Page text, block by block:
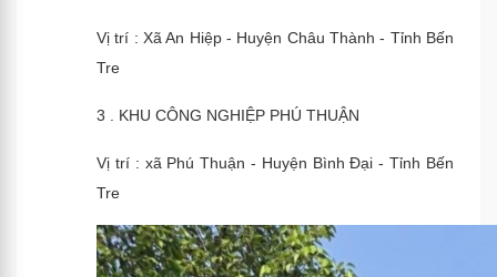
Vị trí : Xã An Hiệp - Huyện Châu Thành - Tỉnh Bến
Tre
3 . KHU CÔNG NGHIỆP PHÚ THUẬN
Vị trí : xã Phú Thuận - Huyện Bình Đại - Tỉnh Bến
Tre